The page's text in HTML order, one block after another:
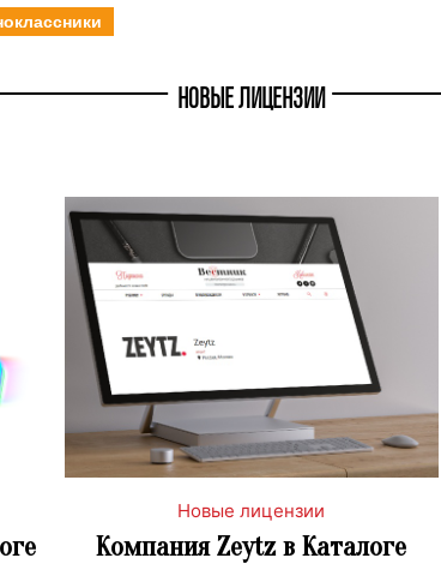
НОВЫЕ ЛИЦЕНЗИИ
Новые лицензии
Компания Zeytz в Каталоге